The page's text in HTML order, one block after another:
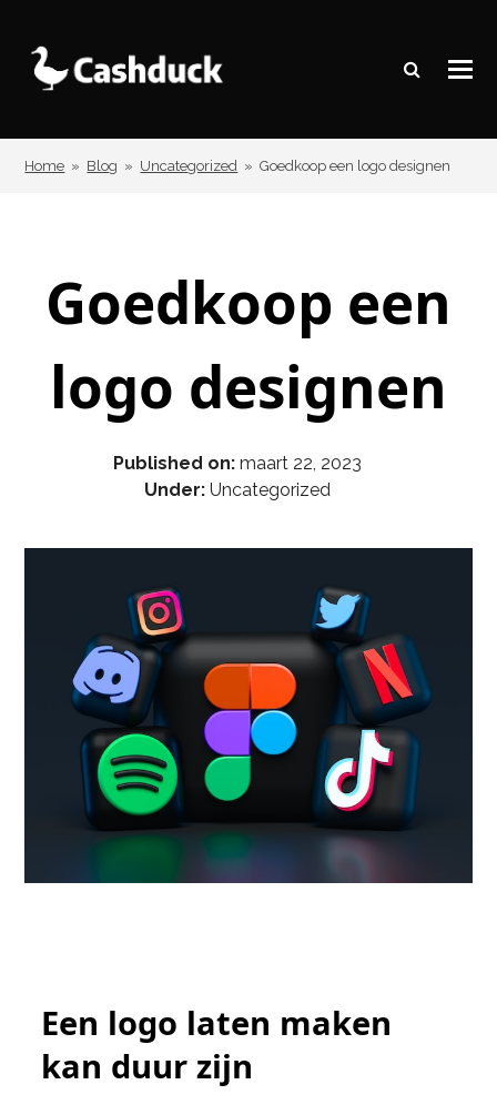
Home » Blog » Uncategorized » Goedkoop een logo designen
Goedkoop een
logo designen
Published on: maart 22, 2023
Under: Uncategorized
Een logo laten maken
kan duur zijn